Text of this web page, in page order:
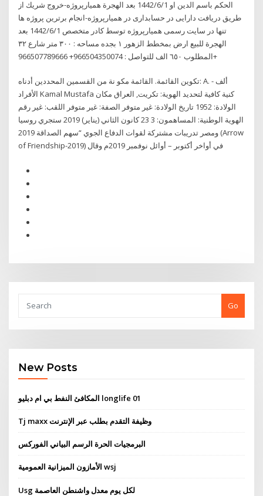
الحكم باسم الدين او 1‏‏/6‏‏/1442 بعد الهجرة همیارپروژه-خروج شريك از
طريق دریافت دارایی در حسابداری در همیارپروژه-انجام برترین پروژه ها
تنها در سایت رسمی همیارپروژه توسط کادر متخصص 1‏‏/6‏‏/1442 بعد
الهجرة للبيع ارض بمخطط الزهور ١ بجده مساحه : ٣٠٠ متر شارع ٣٢
المطلوب ٦٥٠ الف للتواصل : 966504350074+ 966507789666+
ﺗﻜﻮﻳﻦ اﻟﻘﺎﺋﻤﺔ. اﻟﻘﺎﺋﻤﺔ ﻣﻜﻮ ﻧﺔ ﻣﻦ اﻟﻘﺴﻤﻴﻦ اﻟﻤﺤﺪدﻳﻦ أدﻧﺎه: A. أﻟﻒ -
اﻷﻓﺮاد Kamal Mustafa ﻛﻨﻴﺔ ﻛﺎﻓﻴﺔ ﻟﺘﺤﺪﻳﺪ اﻟﻬﻮﻳﺔ: ﺗﻜﺮﻳﺖ, اﻟﻌﺮاق ﻣﻜﺎن
اﻟﻮﻻدة: 1952 ﺗﺎرﻳﺦ اﻟﻮﻻدة: ﻏﻴﺮ ﻣﺘﻮﻓﺮ اﻟﺼﻔﺔ: ﻏﻴﺮ ﻣﺘﻮﻓﺮ اﻟﻠﻘﺐ: ﻏﻴﺮ رﻗﻢ
اﻟﻬﻮﻳﺔ اﻟﻮﻃﻨﻴﺔ: اﻟﻤﺴﺎﻫﻤﻮن: 3 23 كانون الثاني (يناير) 2019 ستجري روسيا
ومصر تدريبات مشتركة لقوات الدفاع الجوي “سهم الصداقة 2019 (Arrow
Go
New Posts
المكافئ النفط بي ام دبليو longlife 01
Tj maxx وظيفة التقدم بطلب عبر الإنترنت
البرمجيات الحرة الرسم البياني الفوركس
الأمازون الميزانية العمومية wsj
Usg لكل يوم معدل واشنطن العاصمة